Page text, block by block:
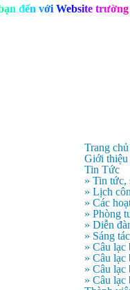
ạn đến với Website trường
Trang chủ
Giới thiệu
Tin Tức
» Tin tức,
» Lịch
» Các
» Phòng
» Diễn
» Sáng
» Câu lạc
» Câu
» Câu lạc
» Câu lạc